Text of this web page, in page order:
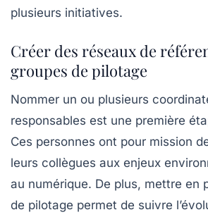
plusieurs initiatives.
Créer des réseaux de
groupes de pilotage
Nommer un ou plusieurs
responsables est une première
Ces personnes ont pour mission
leurs collègues aux enjeux
au numérique. De plus, mettre en
de pilotage permet de suivre